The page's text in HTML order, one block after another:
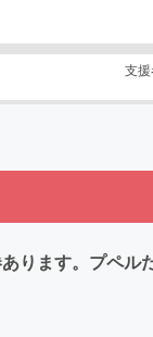
支
ります。プペル